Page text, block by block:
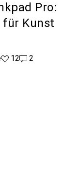
Pro:
für Kunst
12 Likes
122 Kommentare
2